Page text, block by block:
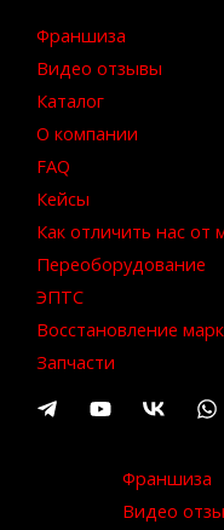
Франшиза
Видео отзывы
Каталог
О компании
FAQ
Кейсы
Как отличить нас от
Переоборудование
ЭПТС
Восстановление
Запчасти
Франшиза
Видео